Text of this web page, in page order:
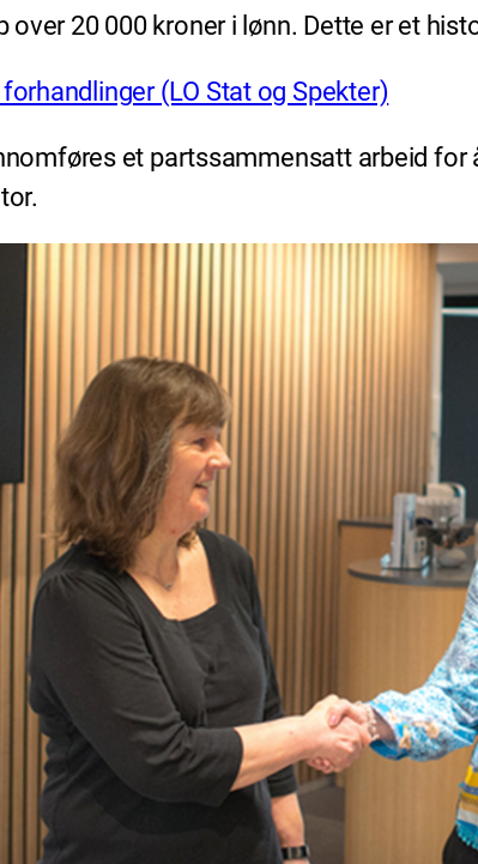
20 000 kroner i lønn. Dette er et
(LO Stat og Spekter)
et partssammensatt arbeid